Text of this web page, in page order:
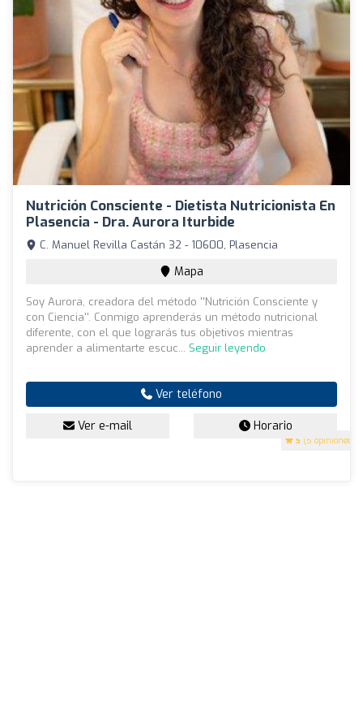
Nutrición Consciente - Dietista Nutricionista En
Plasencia - Dra. Aurora Iturbide
5 (5 opiniones)
C. Manuel Revilla Castán 32 - 10600, Plasencia
Mapa
Soy Aurora, creadora del método ''Nutrición Consciente y
con Ciencia''. Conmigo aprenderás un método nutricional
diferente, con el que lograrás tus objetivos mientras
aprender a alimentarte escuc... Seguir leyendo
Ver teléfono
Ver e-mail Horario